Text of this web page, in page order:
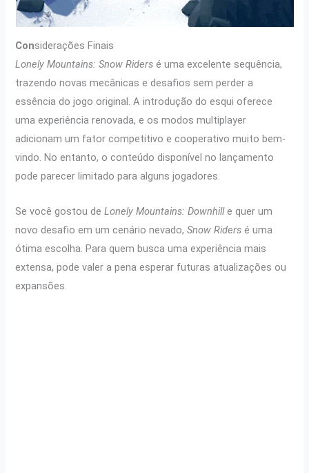
Considerações Finais
Lonely Mountains: Snow Riders é uma excelente sequência,
trazendo novas mecânicas e desafios sem perder a
essência do jogo original. A introdução do esqui oferece
uma experiência renovada, e os modos multiplayer
adicionam um fator competitivo e cooperativo muito bem-
vindo. No entanto, o conteúdo disponível no lançamento
pode parecer limitado para alguns jogadores.
Se você gostou deLonely Mountains: Downhille quer um
novo desafio em um cenário nevado,Snow Riders é uma
ótima escolha. Para quem busca uma experiência mais
extensa, pode valer a pena esperar futuras atualizações ou
expansões.